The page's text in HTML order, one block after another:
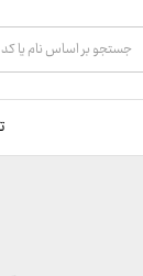
همه دسته ها